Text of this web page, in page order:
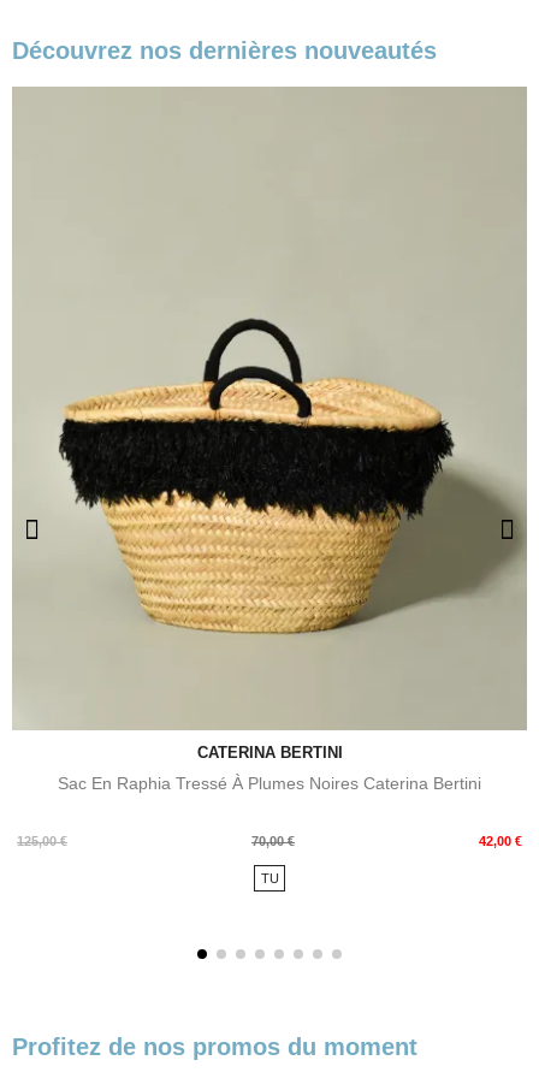
Découvrez nos dernières nouveautés
CATERINA BERTINI
Sac En Raphia Tressé À Plumes Noires Caterina Bertini
125,00 €
Prix
70,00 € 42,00 €
Prix
TU
Profitez de nos promos du moment